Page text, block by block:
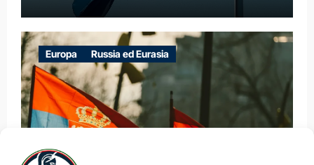
Europa Russia ed Eurasia